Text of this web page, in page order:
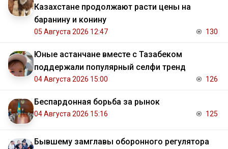
Казахстане продолжают расти цены на
баранину и конину
05 Августа 2026 12:47 130
Юные астанчане вместе с Тазабеком
поддержали популярный селфи тренд
04 Августа 2026 15:00 126
Беспардонная борьба за рынок
04 Августа 2026 15:16 125
Бывшему замглавы оборонного регулятора